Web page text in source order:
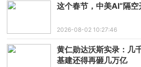
这个春节，中美AI“隔空
2026-08-02 10:27:46
黄仁勋达沃斯实录：几
基建还得再砸几万亿